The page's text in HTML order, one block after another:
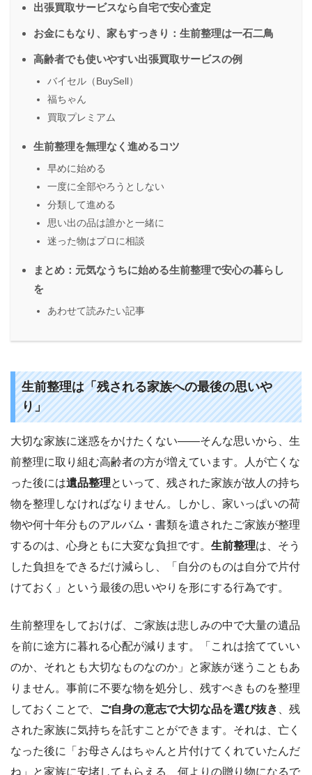
出張買取サービスなら自宅で安心査定
お金にもなり、家もすっきり：生前整理は一石二鳥
高齢者でも使いやすい出張買取サービスの例
バイセル（BuySell）
福ちゃん
買取プレミアム
生前整理を無理なく進めるコツ
早めに始める
一度に全部やろうとしない
分類して進める
思い出の品は誰かと一緒に
迷った物はプロに相談
まとめ：元気なうちに始める生前整理で安心の暮らし
を
あわせて読みたい記事
生前整理は「残される家族への最後の思いや
り」
大切な家族に迷惑をかけたくない――そんな思いから、生
前整理に取り組む高齢者の方が増えています。人が亡くな
った後には遺品整理といって、残された家族が故人の持ち
物を整理しなければなりません。しかし、家いっぱいの荷
物や何十年分ものアルバム・書類を遺されたご家族が整理
するのは、心身ともに大変な負担です。 生前整理は、そう
した負担をできるだけ減らし、「自分のものは自分で片付
けておく」という最後の思いやりを形にする行為です。
生前整理をしておけば、ご家族は悲しみの中で大量の遺品
を前に途方に暮れる心配が減ります。「これは捨てていい
のか、それとも大切なものなのか」と家族が迷うこともあ
りません。事前に不要な物を処分し、残すべきものを整理
しておくことで、
ご自身の意志で大切な品を選び抜き 、残
された家族に気持ちを託すことができます。それは、亡く
なった後に「お母さんはちゃんと片付けてくれていたんだ
ね」と家族に安堵してもらえる、何よりの贈り物になるで